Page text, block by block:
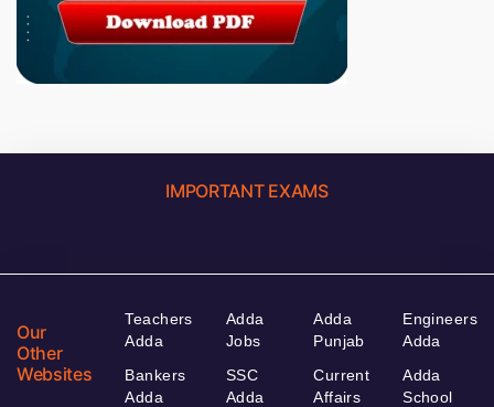
IMPORTANT EXAMS
Our
Other
Websites
Teachers
Adda
Bankers
Adda
Adda
Jobs
SSC
Adda
Adda
Punjab
Current
Affairs
Engineers
Adda
Adda
School